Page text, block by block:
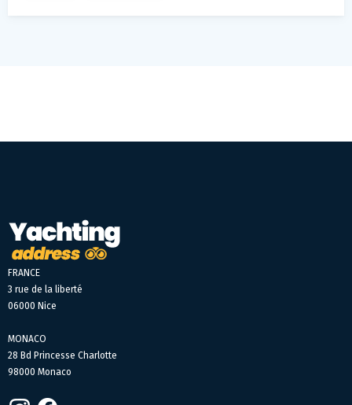
FRANCE
3 rue de la liberté
06000 Nice
MONACO
28 Bd Princesse Charlotte
98000 Monaco